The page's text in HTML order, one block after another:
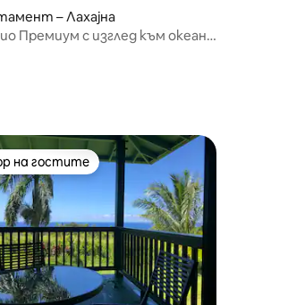
– Лахајна
Премиум с изглед към океана
на гостите
на гостите